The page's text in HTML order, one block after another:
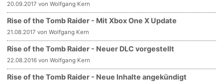
20.09.2017 von Wolfgang Kern
Rise of the Tomb Raider - Mit Xbox One X Update
21.08.2017 von Wolfgang Kern
Rise of the Tomb Raider - Neuer DLC vorgestellt
22.08.2016 von Wolfgang Kern
Rise of the Tomb Raider - Neue Inhalte angekündigt